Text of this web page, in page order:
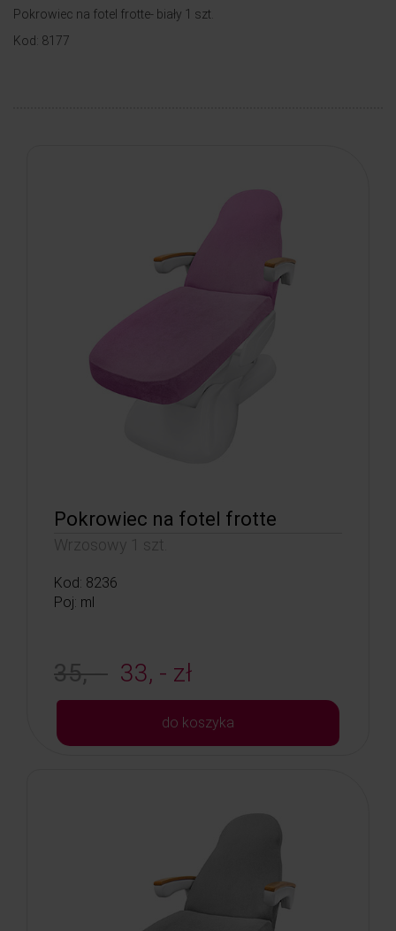
Pokrowiec na fotel frotte- biały 1 szt.
Kod: 8177
Pokrowiec na fotel frotte
Wrzosowy 1 szt.
Kod: 8236
Poj: ml
35, - 33, - zł
do koszyka